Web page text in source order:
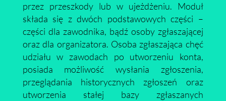
przez przeszkody lub w ujeżdżeniu. Moduł
składa się z dwóch podstawowych części –
części dla zawodnika, bądź osoby zgłaszającej
oraz dla organizatora. Osoba zgłaszająca chęć
udziału w zawodach po utworzeniu konta,
posiada możliwość wysłania zgłoszenia,
przeglądania historycznych zgłoszeń oraz
utworzenia stałej bazy zgłaszanych